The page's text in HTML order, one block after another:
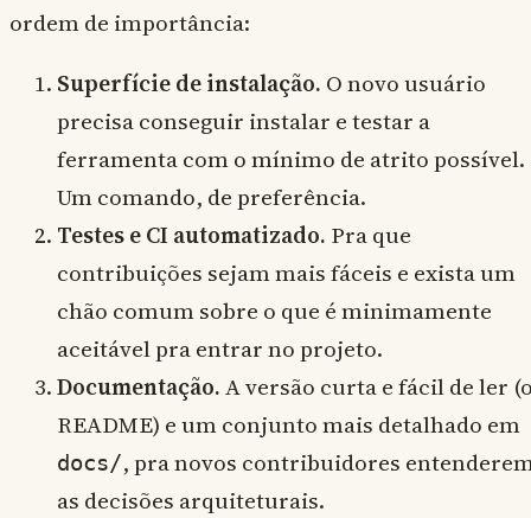
ordem de importância:
Superfície de instalação. O novo usuário
precisa conseguir instalar e testar a
ferramenta com o mínimo de atrito possível.
Um comando, de preferência.
Testes e CI automatizado. Pra que
contribuições sejam mais fáceis e exista um
chão comum sobre o que é minimamente
aceitável pra entrar no projeto.
Documentação.A versão curta e fácil de ler
README) e um conjunto mais detalhado em
docs/, pra novos contribuidores
as decisões arquiteturais.